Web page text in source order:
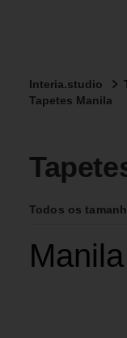
Interia.studio
Tapetes Manila
Todos os